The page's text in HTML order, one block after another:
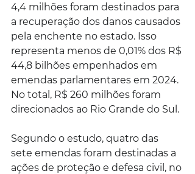
4,4 milhões foram destinados para
a recuperação dos danos causados
pela enchente no estado. Isso
representa menos de 0,01% dos R$
44,8 bilhões empenhados em
emendas parlamentares em 2024.
No total, R$ 260 milhões foram
direcionados ao Rio Grande do Sul.
Segundo o estudo, quatro das
sete emendas foram destinadas a
ações de proteção e defesa civil, no